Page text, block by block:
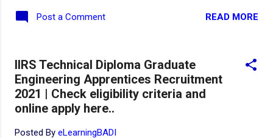
మొత్తం ఖాళీల సంఖ్య : 150, విభాగాల వారీగా
ఎలక్ట్రానిక్స్ అండ్ కమ్యూనికేషన్, కంప్యూటర్ సైన్స్,
సివిల్.. మొదలగునవి. విద్యార్హత: గుర్తింపు పొందిన
యూనివర్సిటీ లేదా ఇన్స్టిట్యూట్ నుండి సంబంధిత
సబ్జెక్టులో ఇంజనీరింగ్ డిప్లొమా లేదా టెక్నాలజీ
Post a Comment READ MORE
IIRS Technical Diploma Graduate
Engineering Apprentices Recruitment
2021 | Check eligibility criteria and
online apply here..
Posted By eLearningBADI